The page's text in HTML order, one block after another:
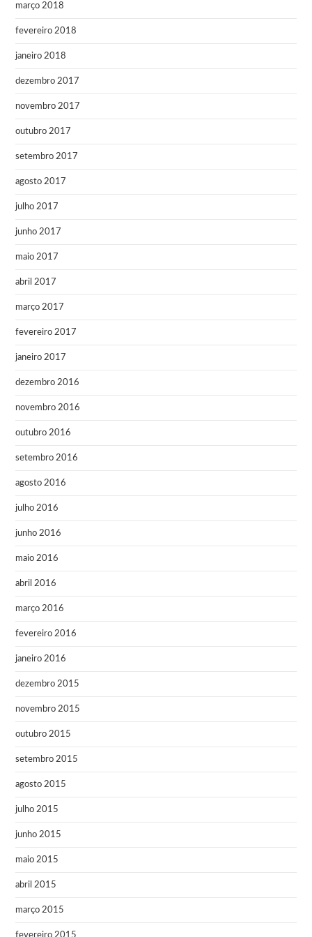
março 2018
fevereiro 2018
janeiro 2018
dezembro 2017
novembro 2017
outubro 2017
setembro 2017
agosto 2017
julho 2017
junho 2017
maio 2017
abril 2017
março 2017
fevereiro 2017
janeiro 2017
dezembro 2016
novembro 2016
outubro 2016
setembro 2016
agosto 2016
julho 2016
junho 2016
maio 2016
abril 2016
março 2016
fevereiro 2016
janeiro 2016
dezembro 2015
novembro 2015
outubro 2015
setembro 2015
agosto 2015
julho 2015
junho 2015
maio 2015
abril 2015
março 2015
fevereiro 2015